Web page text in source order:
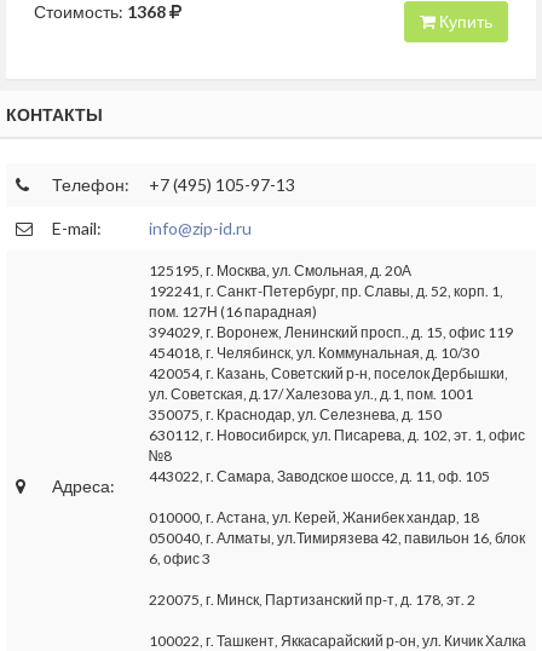
Стоимость: 1368 Купить
КОНТАКТЫ
Телефон: +7 (495) 105-97-13
E-mail: info@zip-id.ru
Адреса:
125195, г. Москва, ул. Смольная, д. 20А
192241, г. Санкт-Петербург, пр. Славы, д. 52, корп. 1,
пом. 127Н (16 парадная)
394029, г. Воронеж, Ленинский просп., д. 15, офис 119
454018, г. Челябинск, ул. Коммунальная, д. 10/30
420054, г. Казань, Советский р-н, поселок Дербышки,
ул. Советская, д.17/ Халезова ул., д.1, пом. 1001
350075, г. Краснодар, ул. Селезнева, д. 150
630112, г. Новосибирск, ул. Писарева, д. 102, эт. 1, офис
№8
443022, г. Самара, Заводское шоссе, д. 11, оф. 105
010000, г. Астана, ул. Керей, Жанибек хандар, 18
050040, г. Алматы, ул.Тимирязева 42, павильон 16, блок
6, офис 3
220075, г. Минск, Партизанский пр-т, д. 178, эт. 2
100022, г. Ташкент, Яккасарайский р-он, ул. Кичик Халка